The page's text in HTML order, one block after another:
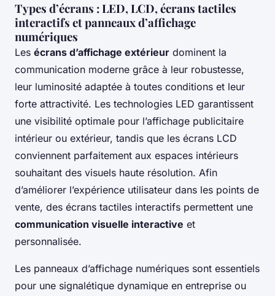
Types d’écrans : LED, LCD, écrans tactiles
interactifs et panneaux d’affichage
numériques
Les écrans d’affichage extérieur dominent la
communication moderne grâce à leur robustesse,
leur luminosité adaptée à toutes conditions et leur
forte attractivité. Les technologies LED garantissent
une visibilité optimale pour l’affichage publicitaire
intérieur ou extérieur, tandis que les écrans LCD
conviennent parfaitement aux espaces intérieurs
souhaitant des visuels haute résolution. Afin
d’améliorer l’expérience utilisateur dans les points de
vente, des écrans tactiles interactifs permettent une
communication visuelle interactive et
personnalisée.
Les panneaux d’affichage numériques sont essentiels
pour une signalétique dynamique en entreprise ou